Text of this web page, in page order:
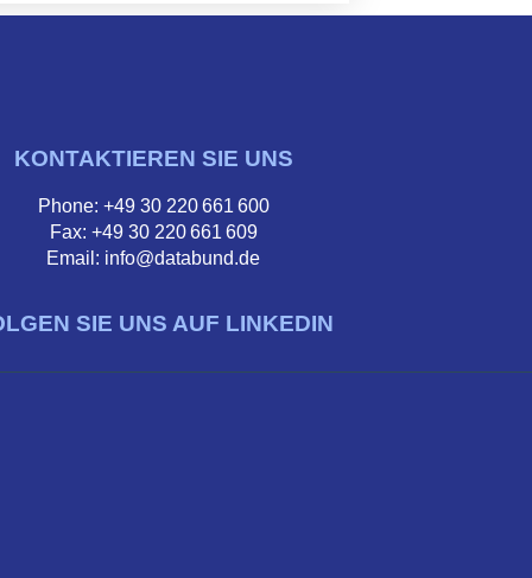
KONTAKTIEREN SIE UNS
Phone: +49 30 220 661 600
Fax: +49 30 220 661 609
Email: info@databund.de
SIE UNS AUF LINKEDIN